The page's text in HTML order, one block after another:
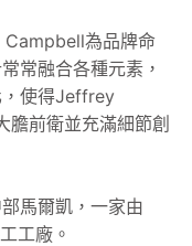
為品牌命
常融合各種元素，
，使得Jeffrey
前衛並充滿細節創
馬爾凱，一家由
工廠。